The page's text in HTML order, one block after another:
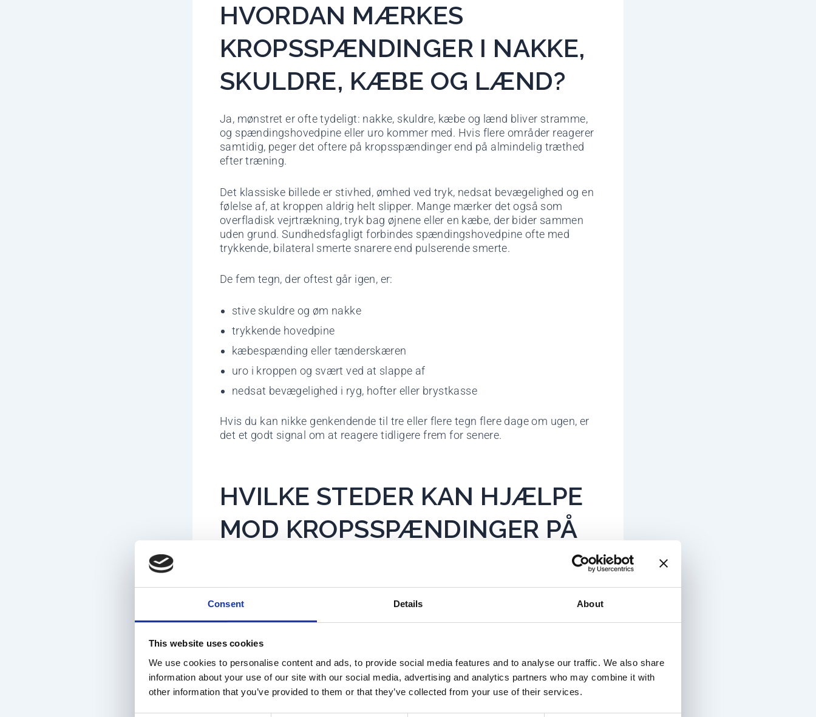
Consent Details About
This website uses cookies
We use cookies to personalise content and ads, to provide social media features and to analyse our traffic. We also share
information about your use of our site with our social media, advertising and analytics partners who may combine it with
other information that you’ve provided to them or that they’ve collected from your use of their services.
HVORDAN MÆRKES
KROPSSPÆNDINGER I NAKKE,
SKULDRE, KÆBE OG LÆND?
Ja, mønstret er ofte tydeligt: nakke, skuldre, kæbe og lænd bliver stramme,
og spændingshovedpine eller uro kommer med. Hvis flere områder reagerer
samtidig, peger det oftere på kropsspændinger end på almindelig træthed
efter træning.
Det klassiske billede er stivhed, ømhed ved tryk, nedsat bevægelighed og en
følelse af, at kroppen aldrig helt slipper. Mange mærker det også som
overfladisk vejrtrækning, tryk bag øjnene eller en kæbe, der bider sammen
uden grund. Sundhedsfagligt forbindes spændingshovedpine ofte med
trykkende, bilateral smerte snarere end pulserende smerte.
De fem tegn, der oftest går igen, er:
stive skuldre og øm nakke
trykkende hovedpine
kæbespænding eller tænderskæren
uro i kroppen og svært ved at slappe af
nedsat bevægelighed i ryg, hofter eller brystkasse
Hvis du kan nikke genkendende til tre eller flere tegn flere dage om ugen, er
det et godt signal om at reagere tidligere frem for senere.
HVILKE STEDER KAN HJÆLPE
MOD KROPSSPÆNDINGER PÅ
AMAGER OG I KØBENHAVN S?
Ja,Fjorback Kropsterapi på Amagerer et relevant valg, hvis du søger Body
røde flag er egen læge eller en fysioterapeutisk klinik ofte det rigtige første
skridt.
Det bedste valg afhænger af dine symptomer. Hvis spændingerne hænger
sammen med uro, søvnproblemer og et højt stressniveau, giver en
helhedsorienteret behandling ofte mening. Hvis du samtidig har